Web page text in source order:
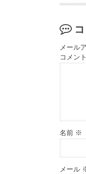
メール
コメント
名前 ※
メール